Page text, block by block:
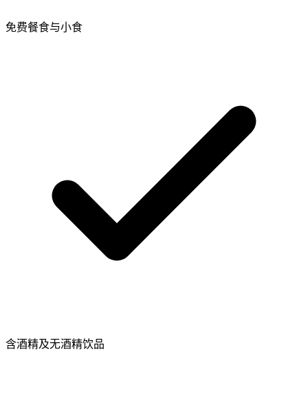
免费餐食与小食
含酒精及无酒精饮品